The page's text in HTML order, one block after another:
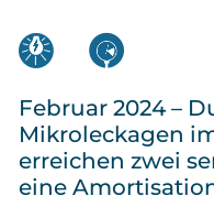
Februar 2024 –
Mikroleckagen
erreichen zwei
eine